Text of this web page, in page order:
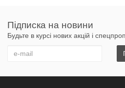
Технічні характеристики
Матеріал: оцинкована
Довжина: 250 мм, 500 мм,
Форма: кільце
Підписка на новини
Будьте в курсі нових акцій і